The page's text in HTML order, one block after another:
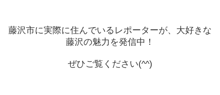
藤沢市に実際に住んでいるレポーターが、大好きな
藤沢の魅力を発信中！
ぜひご覧ください(^^)